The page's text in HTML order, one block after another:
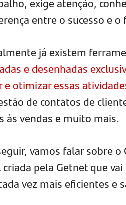
entre o sucesso e o
já existem
e desenhadas
otimizar essas
de contatos de
às vendas e muito mais.
vamos falar sobre o
pela Getnet que
vez mais eficientes e